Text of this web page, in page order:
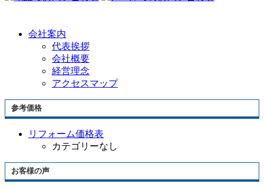
会社案内
代表挨拶
会社概要
経営理念
アクセスマップ
参考価格
リフォーム価格表
カテゴリーなし
お客様の声